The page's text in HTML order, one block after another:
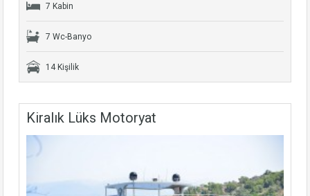
7 Kabin
7 Wc-Banyo
14 Kişilik
Kiralık Lüks Motoryat